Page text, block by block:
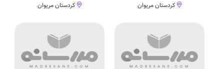
کردستان مریوان
کردستان مریوان